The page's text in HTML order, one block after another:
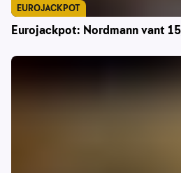
Eurojackpot: Nordmann vant
EUROJACKPOT